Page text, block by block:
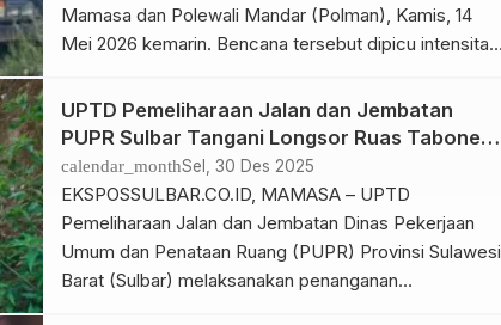
Mamasa dan Polewali Mandar (Polman), Kamis, 14
Mei 2026 kemarin. Bencana tersebut dipicu intensitas
menyebabkan kondisi tanah menjadi labil.
Berdasarkan laporan Badan Penanggulangan Bencana
Daerah (BPBD) Kabupaten Mamasa, hujan deras yang
mengguyur wilayah Kecamatan Aralle mengakibatkan
[…]
UPTD Pemeliharaan Jalan dan Jembatan
PUPR Sulbar Tangani Longsor Ruas Tabone–
Nosu Mamasa
calendar_monthSel, 30 Des 2025
EKSPOSSULBAR.CO.ID, MAMASA – UPTD
Pemeliharaan Jalan dan Jembatan Dinas Pekerjaan
Umum dan Penataan Ruang (PUPR) Provinsi Sulawesi
Barat (Sulbar) melaksanakan penanganan